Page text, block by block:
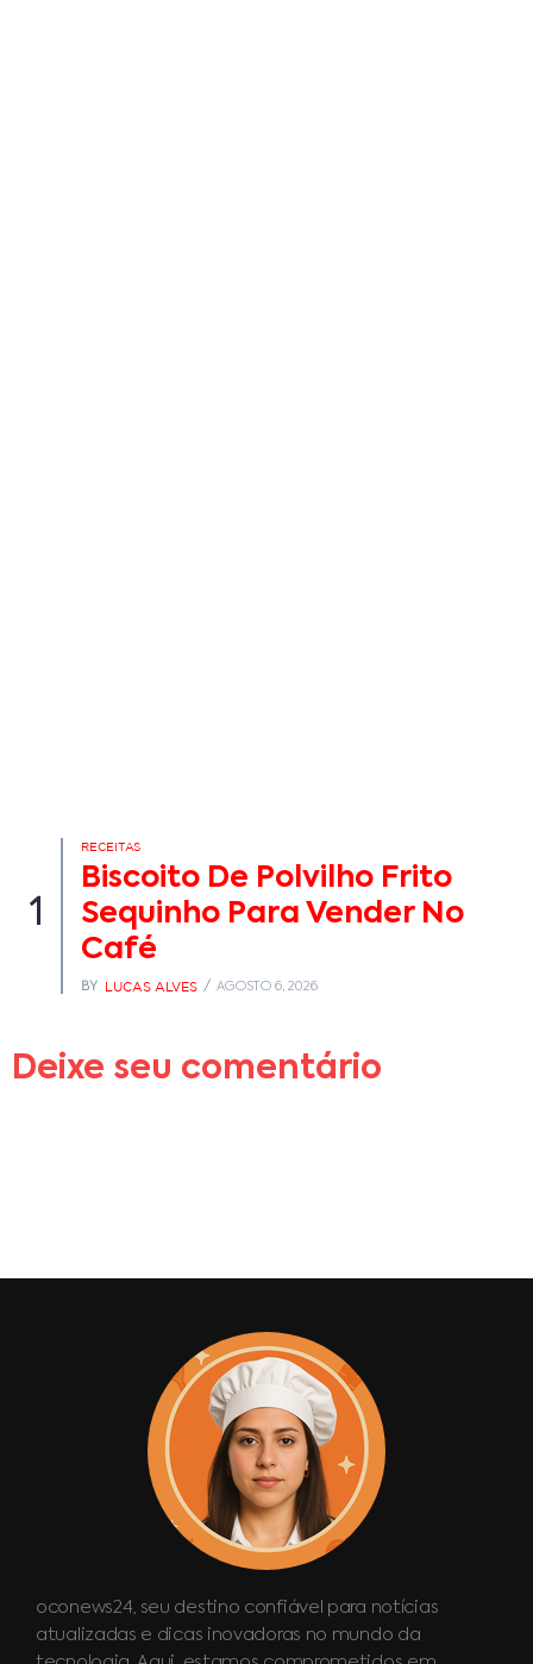
1
RECEITAS
Biscoito De Polvilho Frito
Sequinho Para Vender No
Café
BY LUCAS ALVES AGOSTO 6, 2026
Deixe seu comentário
oconews24, seu destino confiável para notícias
atualizadas e dicas inovadoras no mundo da